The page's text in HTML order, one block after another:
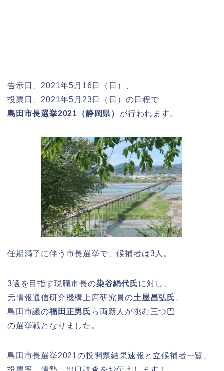
告示日、2021年5月16日（日）、
投票日、2021年5月23日（日）の日程で
島田市長選挙2021（静岡県） が行われます。
任期満了に伴う市長選挙で、候補者は3人。
3選を目指す現職市長の染谷絹代氏に対し、
元情報通信研究機構上席研究員の土屋昌弘氏
島田市議の福田正男氏 ら両新人が挑む三つ巴
の選挙戦となりました。
島田市長選挙2021の投開票結果速報と立候補者一覧、